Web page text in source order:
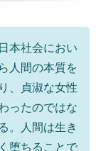
本社会におい
人間の本質を
、貞淑な女性
ったのではな
。人間は生き
堕ちることで